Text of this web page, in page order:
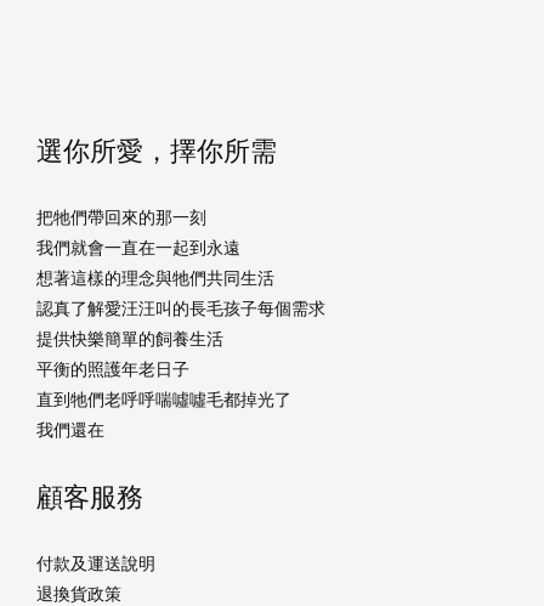
選你所愛，擇你所需
把牠們帶回來的那一刻
我們就會一直在一起到永遠
想著這樣的理念與牠們共同生活
認真了解愛汪汪叫的長毛孩子每個需求
提供快樂簡單的飼養生活
平衡的照護年老日子
直到牠們老呼呼喘噓噓毛都掉光了
我們還在
顧客服務
付款及運送說明
退換貨政策